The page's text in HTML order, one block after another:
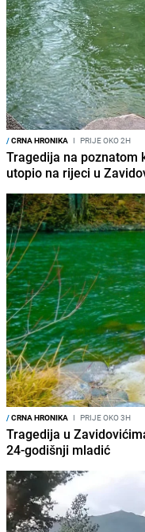
/CRNA HRONIKA I PRIJE OKO 2H
Tragedija na poznatom
utopio na rijeci u
/CRNA HRONIKA I PRIJE OKO 3H
Tragedija u
24-godišnji mladić